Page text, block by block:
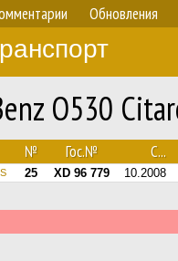
Обновления
O530
№ Гос.№ С...
25 XD 96 779 10.2008